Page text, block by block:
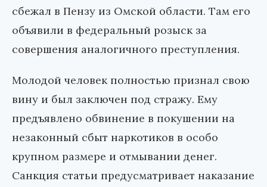
сбежал в Пензу из Омской области. Там его
объявили в федеральный розыск за
совершения аналогичного преступления.
Молодой человек полностью признал свою
вину и был заключен под стражу. Ему
предъявлено обвинение в покушении на
незаконный сбыт наркотиков в особо
крупном размере и отмывании денег.
Санкция статьи предусматривает наказание